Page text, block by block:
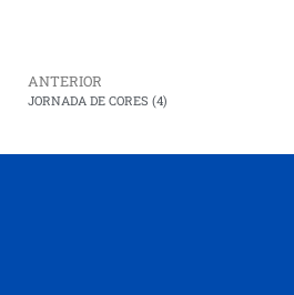
ANTERIOR
JORNADA DE CORES (4)